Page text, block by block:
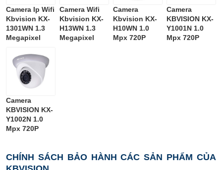
Camera Ip Wifi
Kbvision KX-
1301WN 1.3
Megapixel
Camera Wifi
Kbvision KX-
H13WN 1.3
Megapixel
Camera
Kbvision KX-
H10WN 1.0
Mpx 720P
Camera
KBVISION KX-
Y1001N 1.0
Mpx 720P
Camera
KBVISION KX-
Y1002N 1.0
Mpx 720P
CHÍNH SÁCH BẢO HÀNH CÁC SẢN PHẨM CỦA